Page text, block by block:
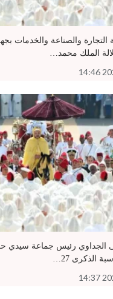
والصناعة والخدمات
الملك محمد…
الجداوي رئيس جماعة سيدي
الذكرى 27…